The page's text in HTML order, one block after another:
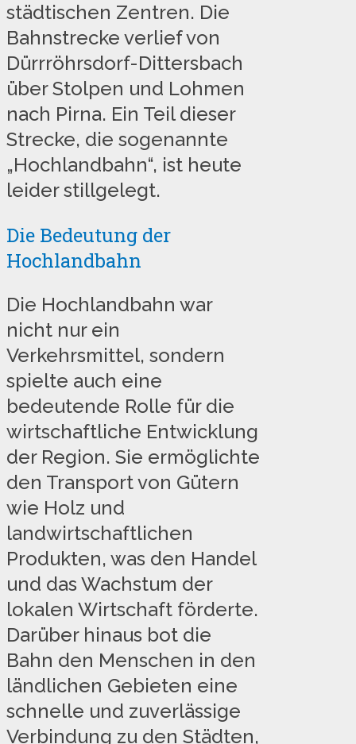
städtischen Zentren. Die
Bahnstrecke verlief von
Dürrröhrsdorf-Dittersbach
über Stolpen und Lohmen
nach Pirna. Ein Teil dieser
Strecke, die sogenannte
„Hochlandbahn“, ist heute
leider stillgelegt.
Die Bedeutung der
Hochlandbahn
Die Hochlandbahn war
nicht nur ein
Verkehrsmittel, sondern
spielte auch eine
bedeutende Rolle für die
wirtschaftliche Entwicklung
der Region. Sie ermöglichte
den Transport von Gütern
wie Holz und
landwirtschaftlichen
Produkten, was den Handel
und das Wachstum der
lokalen Wirtschaft förderte.
Darüber hinaus bot die
Bahn den Menschen in den
ländlichen Gebieten eine
schnelle und zuverlässige
Verbindung zu den Städten,